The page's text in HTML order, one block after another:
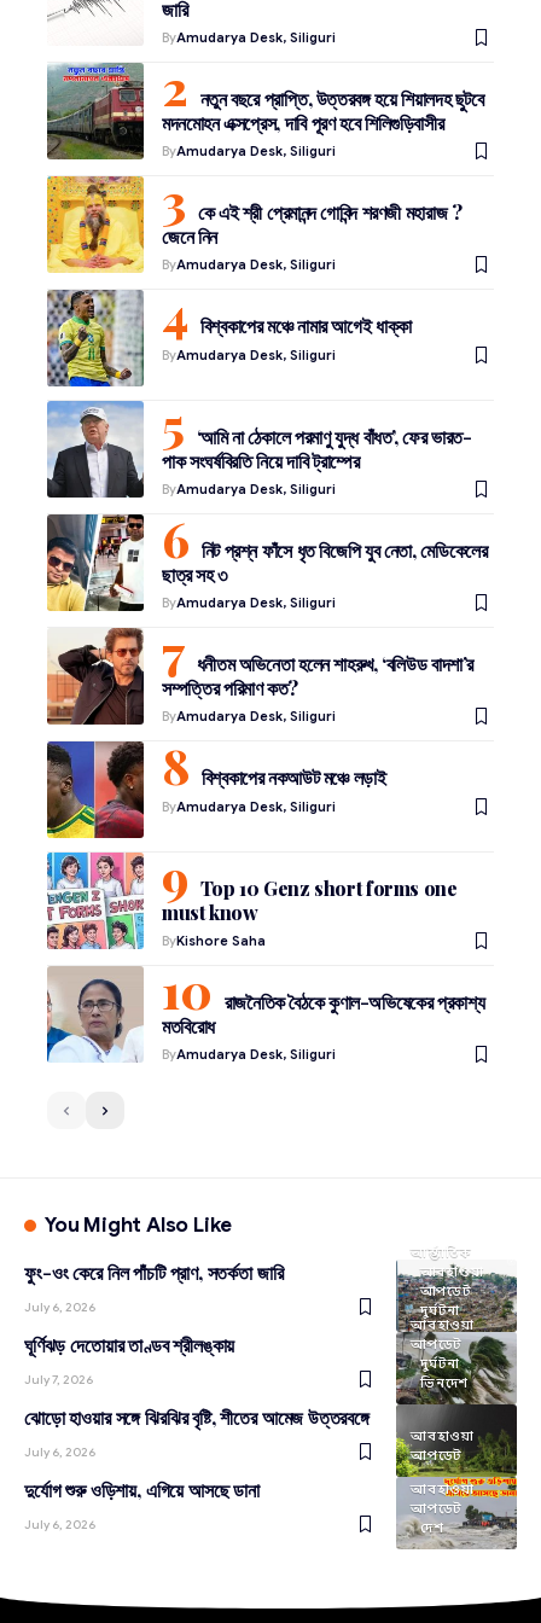
জারি
ByAmudarya Desk, Siliguri
নতুন বছরে প্রাপ্তি, উত্তরবঙ্গ হয়ে শিয়ালদহ ছুটবে
মদনমোহন এক্সপ্রেস, দাবি পূরণ হবে শিলিগুড়িবাসীর
ByAmudarya Desk, Siliguri
কে এই শ্রী প্রেমানন্দ গোবিন্দ শরণজী মহারাজ ?
জেনে নিন
ByAmudarya Desk, Siliguri
বিশ্বকাপের মঞ্চে নামার আগেই ধাক্কা
ByAmudarya Desk, Siliguri
‘আমি না ঠেকালে পরমাণু যুদ্ধ বাঁধত’, ফের ভারত-
পাক সংঘর্ষবিরতি নিয়ে দাবি ট্রাম্পের
ByAmudarya Desk, Siliguri
নিট প্রশ্ন ফাঁসে ধৃত বিজেপি যুব নেতা, মেডিকেলের
ছাত্র সহ ৩
ByAmudarya Desk, Siliguri
ধনীতম অভিনেতা হলেন শাহরুখ, ‘বলিউড বাদশা’র
সম্পত্তির পরিমাণ কত?
ByAmudarya Desk, Siliguri
বিশ্বকাপের নকআউট মঞ্চে লড়াই
ByAmudarya Desk, Siliguri
Top 10 Genz short forms one
must know
ByKishore Saha
রাজনৈতিক বৈঠকে কুণাল-অভিষেকের প্রকাশ্য
মতবিরোধ
ByAmudarya Desk, Siliguri
You Might Also Like
আন্তর্জাতিক
আবহাওয়া
আপডেট
দুর্ঘটনা
ফুং-ওং কেরে নিল পাঁচটি প্রাণ, সতর্কতা জারি
July 6, 2026
আবহাওয়া
আপডেট
দুর্ঘটনা
ভিনদেশ
ঘূর্ণিঝড় দেতোয়ার তাণ্ডব শ্রীলঙ্কায়
July 7, 2026
আবহাওয়া
আপডেট
ঝোড়ো হাওয়ার সঙ্গে ঝিরঝির বৃষ্টি, শীতের আমেজ উত্তরবঙ্গে
July 6, 2026
আবহাওয়া
আপডেট
দেশ
দুর্যোগ শুরু ওড়িশায়, এগিয়ে আসছে ডানা
July 6, 2026